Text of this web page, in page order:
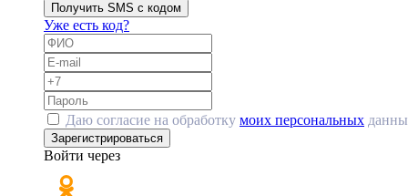
Получить SMS с кодом
Уже есть код?
Даю согласие на обработку моих персональных
Зарегистрироваться
Войти через